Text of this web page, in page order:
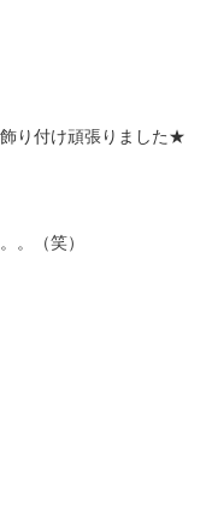
り付け頑張りました★
。（笑）